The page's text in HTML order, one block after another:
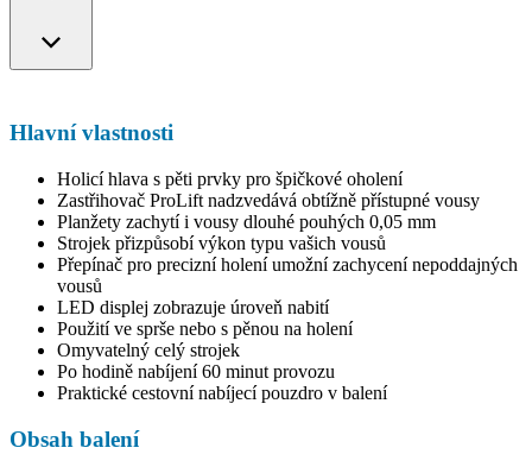
Hlavní vlastnosti
Holicí hlava s pěti prvky pro špičkové oholení
Zastřihovač ProLift nadzvedává obtížně přístupné vousy
Planžety zachytí i vousy dlouhé pouhých 0,05 mm
Strojek přizpůsobí výkon typu vašich vousů
Přepínač pro precizní holení umožní zachycení nepoddajných
vousů
LED displej zobrazuje úroveň nabití
Použití ve sprše nebo s pěnou na holení
Omyvatelný celý strojek
Po hodině nabíjení 60 minut provozu
Praktické cestovní nabíjecí pouzdro v balení
Obsah balení